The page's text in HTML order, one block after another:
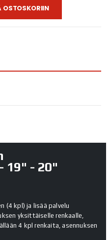
OSTOSKORIIN
19" - 20"
(4 kpl) ja lisää palvelu
yksittäiselle renkaalle,
4 kpl renkaita, asennuksen